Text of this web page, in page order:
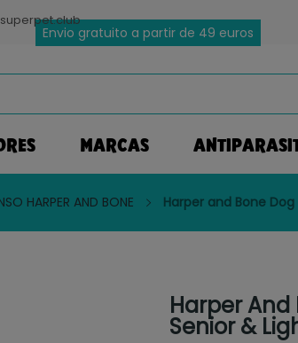
Envio gratuito a partir de 49 euros
MARCAS
HARPER AND BONE Harper and Bone
Harper And
Senior &